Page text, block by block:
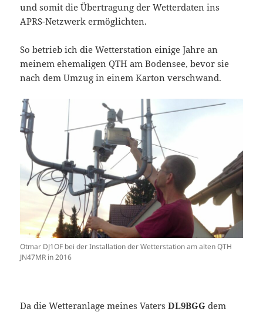
und somit die Übertragung der Wetterdaten ins
APRS-Netzwerk ermöglichten.
So betrieb ich die Wetterstation einige Jahre an
meinem ehemaligen QTH am Bodensee, bevor sie
nach dem Umzug in einem Karton verschwand.
Otmar DJ1OF bei der Installation der Wetterstation am alten QTH
JN47MR in 2016
Da die Wetteranlage meines VatersDL9BGG dem